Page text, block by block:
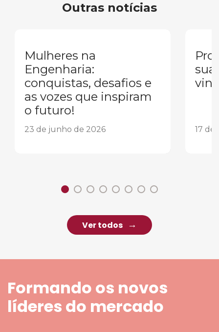
Outras notícias
Mulheres na
Engenharia:
conquistas, desafios e
as vozes que inspiram
o futuro!
23 de junho de 2026
sua
17 de
Ver todos
Formando os novos
líderes do mercado